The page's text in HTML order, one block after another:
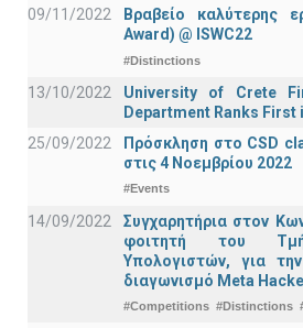
09/11/2022
Βραβείο καλύτερης
Award) @ ISWC22
#Distinctions
13/10/2022
University of Crete
Department Ranks
25/09/2022
Πρόσκληση στο CSD
στις 4 Νοεμβρίου 2022
#Events
14/09/2022
Συγχαρητήρια στον
φοιτητή του
Υπολογιστών, για
διαγωνισμό Meta
#Competitions #Distinctions